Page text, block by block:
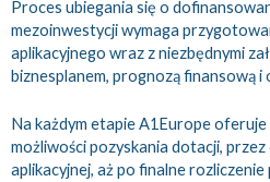
Proces ubiegania się o
mezoinwestycji wymaga
aplikacyjnego wraz z niezbędnymi
biznesplanem, prognozą finansową
Na każdym etapie A1Europe
możliwości pozyskania dotacji,
aplikacyjnej, aż po finalne